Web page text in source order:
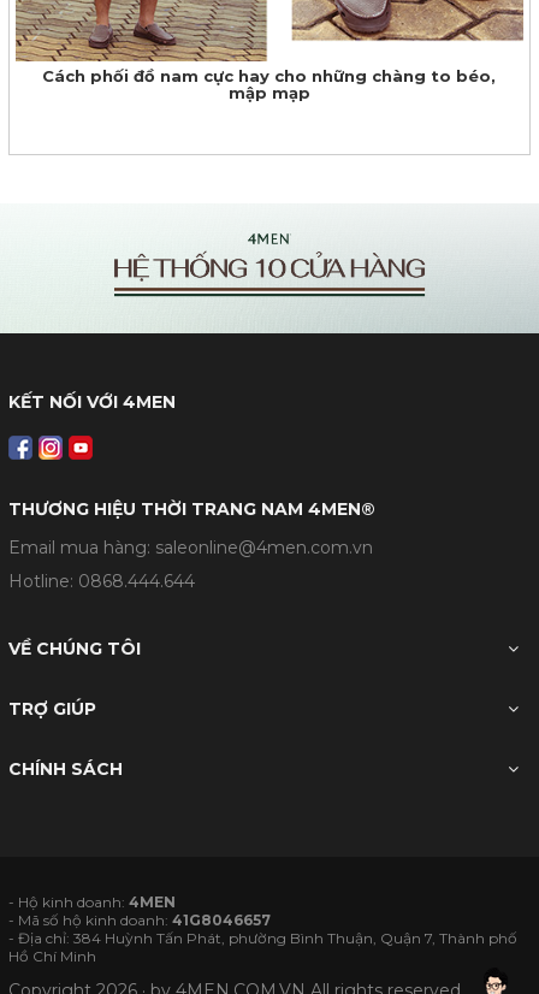
​Cách phối đồ nam cực hay cho những chàng to béo,
mập mạp
KẾT NỐI VỚI 4MEN
THƯƠNG HIỆU THỜI TRANG NAM 4MEN®
Email mua hàng: saleonline@4men.com.vn
Hotline: 0868.444.644
VỀ CHÚNG TÔI
TRỢ GIÚP
CHÍNH SÁCH
- Hộ kinh doanh:4MEN
- Mã số hộ kinh doanh:41G8046657
- Địa chỉ: 384 Huỳnh Tấn Phát, phường Bình Thuận, Quận 7, Thành phố
Hồ Chí Minh